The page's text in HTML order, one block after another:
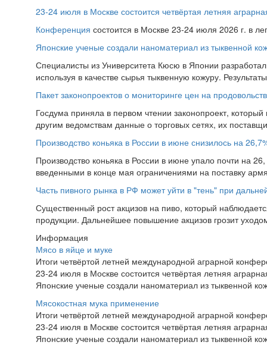
23-24 июля в Москве состоится четвёртая летняя
Конференция состоится в Москве 23-24 июля 2026 г. в
Японские ученые создали наноматериал из тыквенной
Специалисты из Университета Кюсю в Японии
используя в качестве сырья тыквенную кожуру.
Пакет законопроектов о мониторинге цен на
Госдума приняла в первом чтении законопроект,
другим ведомствам данные о торговых сетях, их
Производство коньяка в России в июне снизилось на
Производство коньяка в России в июне упало почти на
введенными в конце мая ограничениями на поставку
Часть пивного рынка в РФ может уйти в "тень" при
Существенный рост акцизов на пиво, который
продукции. Дальнейшее повышение акцизов грозит
Информация
Мясо в яйце и муке
Итоги четвёртой летней международной аграрной
23-24 июля в Москве состоится четвёртая летняя
Японские ученые создали наноматериал из тыквенной
Мясокостная мука применение
Итоги четвёртой летней международной аграрной
23-24 июля в Москве состоится четвёртая летняя
Японские ученые создали наноматериал из тыквенной